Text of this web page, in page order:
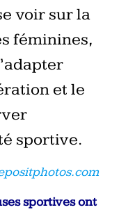
voir sur la
féminines,
et le
sportive.
sportives ont